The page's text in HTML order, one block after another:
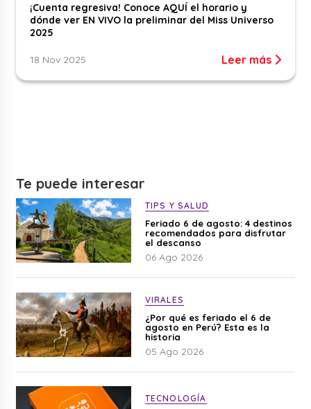
¡Cuenta regresiva! Conoce AQUÍ el horario y
dónde ver EN VIVO la preliminar del Miss Universo
2025
18 Nov 2025 Leer más
Te puede interesar
TIPS Y SALUD
Feriado 6 de agosto: 4 destinos
recomendados para disfrutar
el descanso
06 Ago 2026
VIRALES
¿Por qué es feriado el 6 de
agosto en Perú? Esta es la
historia
05 Ago 2026
TECNOLOGÍA